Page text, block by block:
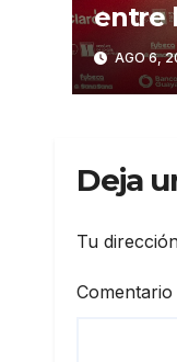
entre
AGO 6,
Deja
Tu
Comentario